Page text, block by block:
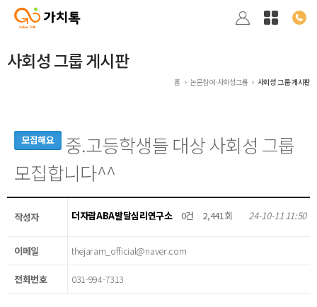
사회성 그룹 게시판
홈 논문참여·사회성그룹 사회성 그룹 게시판
모집해요
중.고등학생들 대상 사회성 그룹
모집합니다^^
작성자 더자람ABA발달심리연구소 0건 2,441회 24-10-11 11:50
이메일 thejaram_official@naver.com
전화번호 031-994-7313